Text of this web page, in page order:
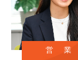
営 業